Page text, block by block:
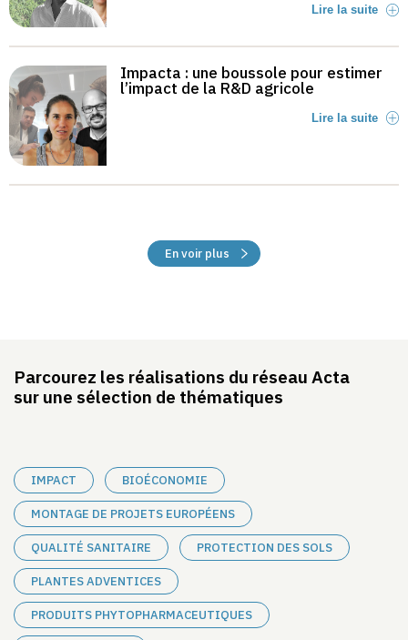
Lire la suite
Impacta : une boussole pour estimer
l’impact de la R&D agricole
Lire la suite
En voir plus
Parcourez les réalisations du réseau Acta
sur une sélection de thématiques
IMPACT BIOÉCONOMIE
MONTAGE DE PROJETS EUROPÉENS
QUALITÉ SANITAIRE PROTECTION DES SOLS
PLANTES ADVENTICES
PRODUITS PHYTOPHARMACEUTIQUES